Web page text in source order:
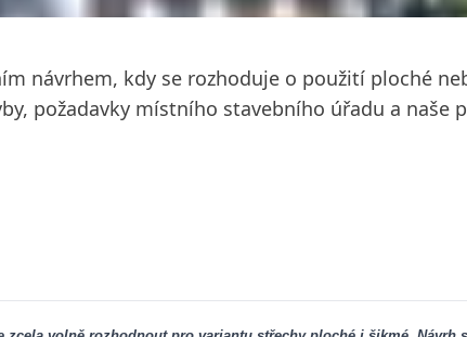
návrhem, kdy se rozhoduje o použití ploché
požadavky místního stavebního úřadu a naše